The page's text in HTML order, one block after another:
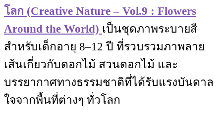
โลก (Creative Nature – Vol.9 : Flowers
Around the World) เป็นชุดภาพระบายสี
สำหรับเด็กอายุ 8–12 ปี ที่รวบรวมภาพลาย
เส้นเกี่ยวกับดอกไม้ สวนดอกไม้ และ
บรรยากาศทางธรรมชาติที่ได้รับแรงบันดาล
ใจจากพื้นที่ต่างๆ ทั่วโลก